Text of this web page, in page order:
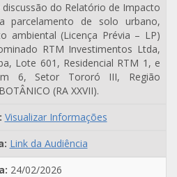
do Relatório de Impacto
parcelamento de solo urbano,
ambiental (Licença Prévia – LP)
RTM Investimentos Ltda,
Lote 601, Residencial RTM 1, e
6, Setor Tororó III, Região
(RA XXVII).
Visualizar Informações
Link da Audiência
24/02/2026